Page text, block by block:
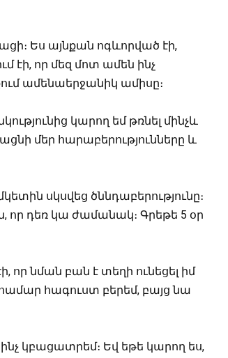
Ես այնքան ոգևորված էի,
էի, որ մեզ մոտ ամեն ինչ
ամենաերջանիկ ամիսը։
կարող եմ թռնել մինչև
մեր հարաբերությունները և
սկսվեց ծննդաբերությունը։
դեռ կա ժամանակ։ Գրեթե 5 օր
որ նման բան է տեղի ունեցել իմ
համար հագուստ բերեմ, բայց նա
կբացատրեմ։ Եվ եթե կարող ես,